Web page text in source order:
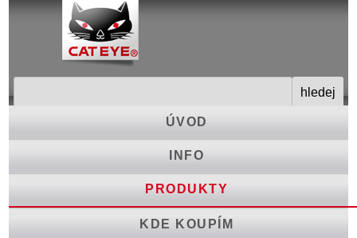
ÚVOD
INFO
PRODUKTY
KDE KOUPÍM